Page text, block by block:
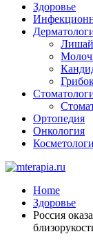
Здоровье
Лишай
Ортопедия
Онкология
Home
Здоровье
Россия